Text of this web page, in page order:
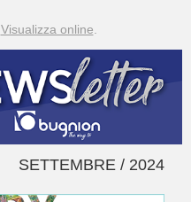
Visualizza online
SETTEMBRE / 2024